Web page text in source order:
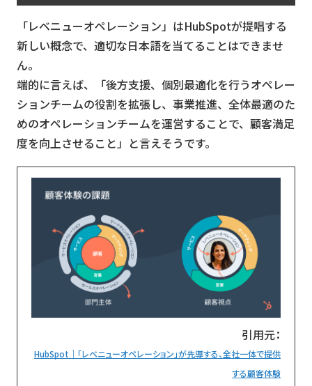
「レベニューオペレーション」はHubSpotが提唱する
新しい概念で、適切な日本語を当てることはできませ
ん。
端的に言えば、「後方支援、個別最適化を行うオペレー
ションチームの役割を拡張し、事業推進、全体最適のた
めのオペレーションチームを運営することで、顧客満足
度を向上させること」と言えそうです。
引用元：
HubSpot｜「レベニューオペレーション」が先導する、全社一体で提供
する顧客体験